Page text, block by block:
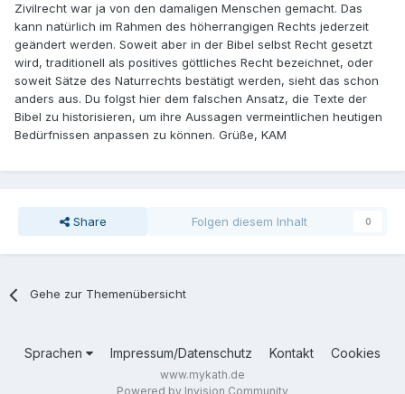
Zivilrecht war ja von den damaligen Menschen gemacht. Das
kann natürlich im Rahmen des höherrangigen Rechts jederzeit
geändert werden. Soweit aber in der Bibel selbst Recht gesetzt
wird, traditionell als positives göttliches Recht bezeichnet, oder
soweit Sätze des Naturrechts bestätigt werden, sieht das schon
anders aus. Du folgst hier dem falschen Ansatz, die Texte der
Bibel zu historisieren, um ihre Aussagen vermeintlichen heutigen
Bedürfnissen anpassen zu können. Grüße, KAM
Share Folgen diesem Inhalt 0
Gehe zur Themenübersicht
Sprachen Impressum/Datenschutz Kontakt Cookies
www.mykath.de
Powered by Invision Community